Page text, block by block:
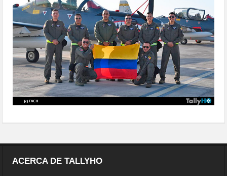
ACERCA DE TALLYHO